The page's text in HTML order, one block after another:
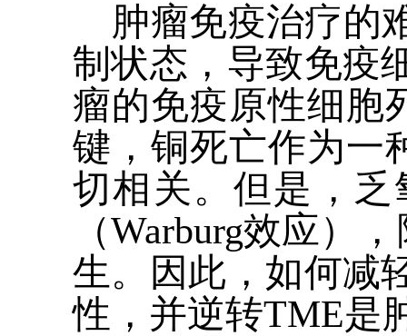
肿瘤免疫治疗的
制状态，导致免疫
瘤的免疫原性细胞
键，铜死亡作为一
切相关。但是，
（Warburg效应）
生。因此，如何减
性，并逆转TME是